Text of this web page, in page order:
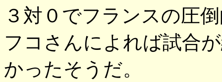
３対０でフランスの圧
フコさんによれば試合
かったそうだ。